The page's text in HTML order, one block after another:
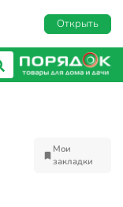
Открыть
Мои
закладки